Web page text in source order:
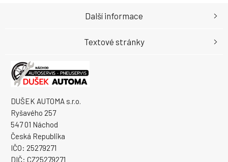
DUŠEK AUTOMA s.r.o.
Ryšavého 257
547 01 Náchod
Česká Republika
IČO: 25279271
DIČ: CZ25279271
Další informace
Textové stránky